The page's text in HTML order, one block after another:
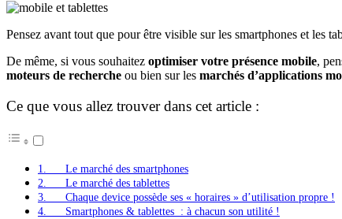
Pensez avant tout que pour être visible sur les smartphones et les
De même, si vous souhaitez optimiser votre présence mobile,
moteurs de recherche ou bien sur les marchés d’applications
Ce que vous allez trouver dans cet article :
1. Le marché des smartphones
2. Le marché des tablettes
3. Chaque device possède ses « horaires » d’utilisation propre !
4. Smartphones & tablettes : à chacun son utilité !